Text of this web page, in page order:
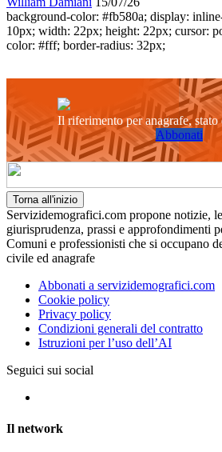
background-color: #fb580a; display:
10px; width: 22px; height: 22px; cursor:
color: #fff; border-radius: 32px;
Il riferimento per anagrafe,
Abbonati
Torna all'inizio
Servizidemografici.com propone notizie,
giurisprudenza, prassi e approfondimenti
Comuni e professionisti che si occupano
civile ed anagrafe
Abbonati a servizidemografici.com
Cookie policy
Privacy policy
Condizioni generali del contratto
Istruzioni per l’uso dell’AI
Seguici sui social
Il network